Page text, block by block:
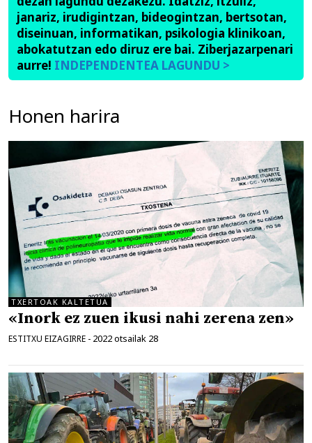
janariz, irudigintzan, bideogintzan, bertsotan,
diseinuan, informatikan, psikologia klinikoan,
abokatutzan edo diruz ere bai. Ziberjazarpenari
aurre! INDEPENDENTEA LAGUNDU >
Honen harira
TXERTOAK KALTETUA
«Inork ez zuen ikusi nahi zerena zen»
ESTITXU EIZAGIRRE - 2022 otsailak 28